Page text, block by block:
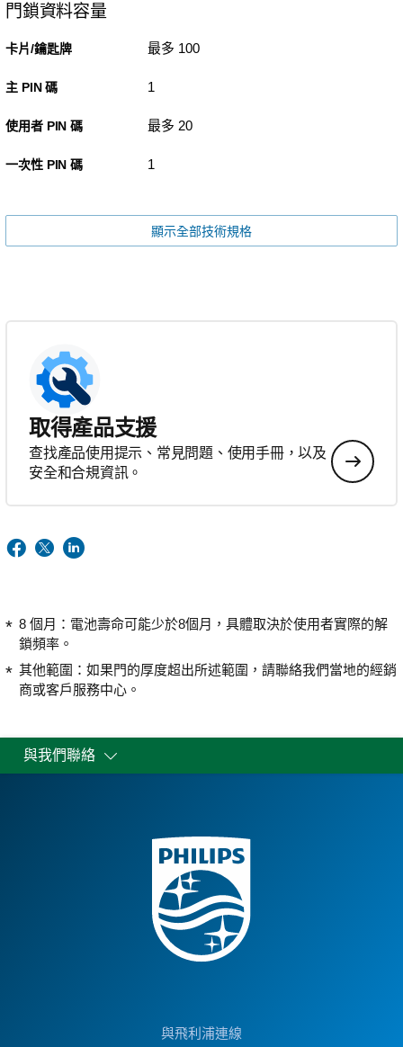
門鎖資料容量
卡片/鑰匙牌 最多 100
主 PIN 碼 1
使用者 PIN 碼 最多 20
一次性 PIN 碼 1
顯示全部技術規格
取得產品支援
查找產品使用提示、常見問題、使用手冊，以及
安全和合規資訊。
8 個月：電池壽命可能少於8個月，具體取決於使用者實際的解
鎖頻率。
其他範圍：如果門的厚度超出所述範圍，請聯絡我們當地的經銷
商或客戶服務中心。
與我們聯絡
與飛利浦連線